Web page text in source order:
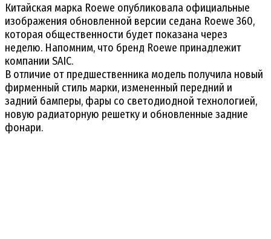
Китайская марка Roewe опубликовала официальные
изображения обновленной версии седана Roewe 360,
которая общественности будет показана через
неделю. Напомним, что бренд Roewe принадлежит
компании SAIC.
В отличие от предшественника модель получила новый
фирменный стиль марки, измененный передний и
задний бамперы, фары со светодиодной технологией,
новую радиаторную решетку и обновленные задние
фонари.